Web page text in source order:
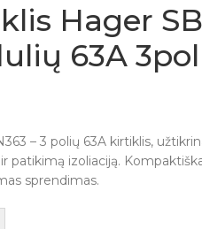
Hager
63A
– 3 polių 63A kirtiklis,
patikimą izoliaciją.
sprendimas.